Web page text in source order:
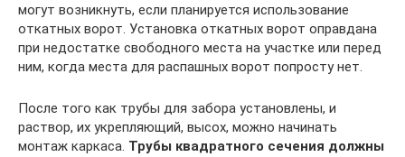
могут возникнуть, если планируется использование
откатных ворот. Установка откатных ворот оправдана
при недостатке свободного места на участке или перед
ним, когда места для распашных ворот попросту нет.
После того как трубы для забора установлены, и
раствор, их укрепляющий, высох, можно начинать
монтаж каркаса. Трубы квадратного сечения должны